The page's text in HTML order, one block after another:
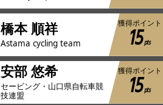
橋本 順祥
Astama cycling team
獲得ポイント
15pts
安部 悠希
セービング・山口県自転車競
技連盟
獲得ポイント
15pts